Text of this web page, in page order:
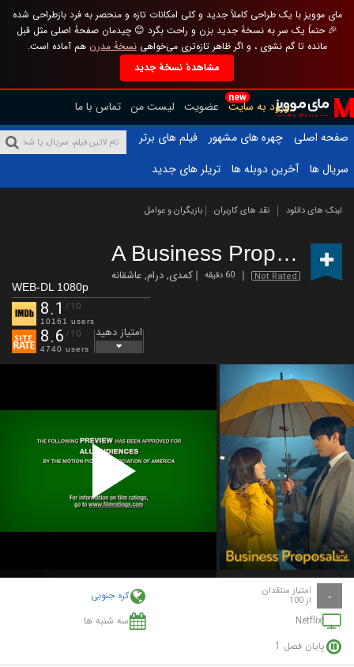
مای موویز با یک طراحی کاملاً جدید و کلی امکانات تازه و منحصر به فرد بازطراحی شده
🎉 حتماً یک سر به نسخهٔ جدید بزن و راحت بگرد 😊 چیدمان صفحهٔ اصلی مثل قبل
مانده تا گم نشوی ، و اگر ظاهر تازه‌تری می‌خواهینسخهٔ مدرن هم آماده است.
مشاهدهٔ نسخهٔ جدید
new
ورود به سایت عضویت لیست من تماس با ما
صفحه اصلی
چهره های مشهور
فیلم های برتر
سریال ها
آخرین دوبله ها تریلر های جدید
لینک های دانلود نقد های کاربران بازیگران و عوامل
A Business Proposal
Not Rated 60 دقیقه کمدی,درام,عاشقانه
WEB-DL 1080p
8.1 /10
10161 users
8.6 /10
4740 users
امتیاز دهید
Play
Video
- امتیاز منتقدان
از 100
کره جنوبی
Netflix
سه شنبه ها
پایان فصل 1